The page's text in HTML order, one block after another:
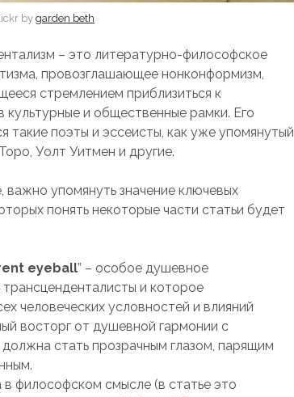
by garden beth
– это литературно-философское
провозглашающее нонконформизм,
стремлением приблизиться к
и общественные рамки. Его
такие поэты и эссеисты, как уже упомянутый
Уолт Уитмен и другие.
важно упомянуть значение ключевых
понять некоторые части статьи будет
eyeball” – особое душевное
и которое
человеческих условностей и влияний
восторг от душевной гармонии с
стать прозрачным глазом, парящим
философском смысле (в статье это